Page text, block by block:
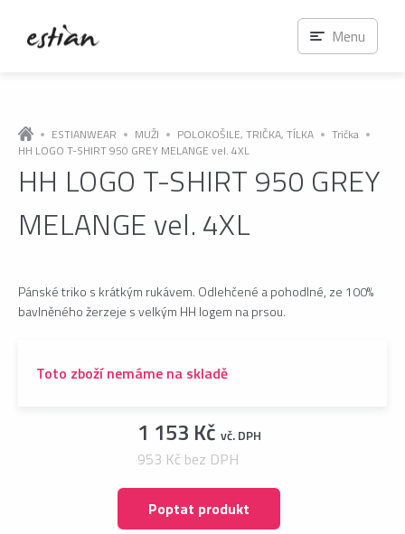
ESTIANWEAR MUŽI POLOKOŠILE, TRIČKA, TÍLKA
Trička
HH LOGO T-SHIRT 950 GREY MELANGE vel. 4XL
HH LOGO T-SHIRT 950 GREY
MELANGE vel. 4XL
Pánské triko s krátkým rukávem. Odlehčené a pohodlné, ze 100%
bavlněného žerzeje s velkým HH logem na prsou.
Toto zboží nemáme na skladě
1 153 Kč vč. DPH
953 Kč bez DPH
Poptat produkt
Menu